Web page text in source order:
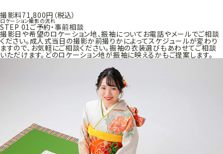
撮影料71,800円 （税込）
ロケーション撮影の流れ
STEP 01ご予約・事前相談
撮影日や希望のロケーション地、振袖についてお電話やメールでご相談
ください。成人式当日の撮影か前撮りかによってスケジュールが変わり
ますので、お気軽にご相談ください。振袖の衣装選びもあわせてご相談
いただけます。どのロケーション地が振袖に映えるかもご提案します。